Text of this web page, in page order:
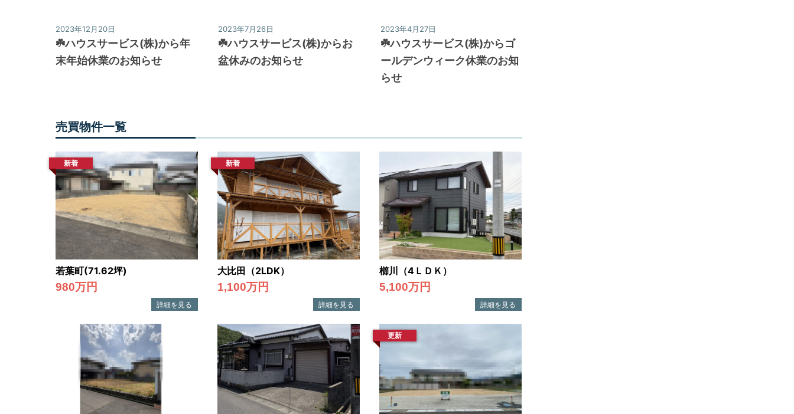
に
応
じ
ビ
を
ご
提
供
し
ま
す。
福
2023年12月20日
☘️ハウスサービス(株)から年
末年始休業のお知らせ
2023年7月26日
☘️ハウスサービス(株)からお
盆休みのお知らせ
2023年4月27日
☘️ハウスサービス(株)からゴ
ールデンウィーク休業のお知
らせ
売買物件一覧
新着
若葉町(71.62坪)
980万円
新着
大比田（2LDK）
1,100万円
櫛川（4ＬＤＫ）
5,100万円
更新